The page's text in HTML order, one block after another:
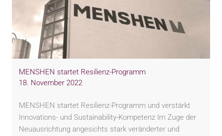
MENSHEN startet Resilienz-Programm
18. November 2022
MENSHEN startet Resilienz-Programm und verstärkt
Innovations- und Sustainability-Kompetenz Im Zuge der
Neuausrichtung angesichts stark veränderter und